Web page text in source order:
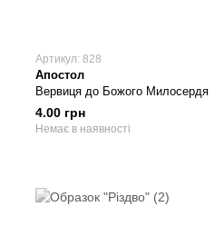
Артикул: 828
Апостол
Вервиця до Божого Милосердя
4.00 грн
Немає в наявності